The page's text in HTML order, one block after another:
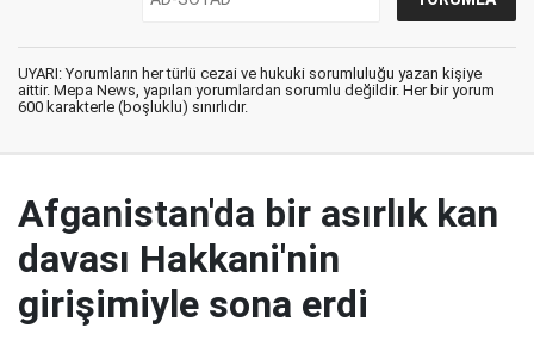
UYARI: Yorumların her türlü cezai ve hukuki sorumluluğu yazan kişiye
aittir. Mepa News, yapılan yorumlardan sorumlu değildir. Her bir yorum
600 karakterle (boşluklu) sınırlıdır.
Afganistan'da bir asırlık kan
davası Hakkani'nin
girişimiyle sona erdi